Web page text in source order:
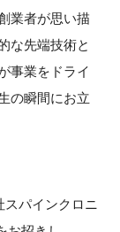
業者が思い描
な先端技術と
事業をドライ
の瞬間にお立
スパインクロニ